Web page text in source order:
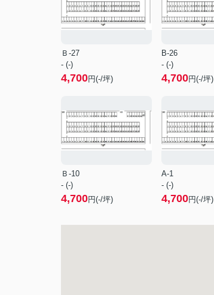
Ｂ-27
- (-)
4,700円(-/坪)
B-26
- (-)
4,700円(-/坪)
Ｂ-10
- (-)
4,700円(-/坪)
A-1
- (-)
4,700円(-/坪)